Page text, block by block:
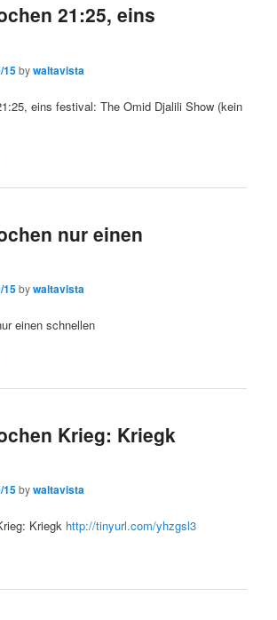
21:25, eins
15bywaltavista
eins festival: The Omid Djalili Show (kein
nur einen
15bywaltavista
einen schnellen
Krieg: Kriegk
15bywaltavista
Kriegk http://tinyurl.com/yhzgsl3